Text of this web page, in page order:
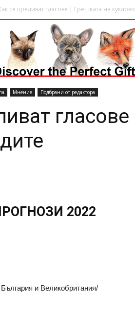
се преливат гласове | Грешката на
Мнение Подбрани от редактора
2022
и Великобритания/